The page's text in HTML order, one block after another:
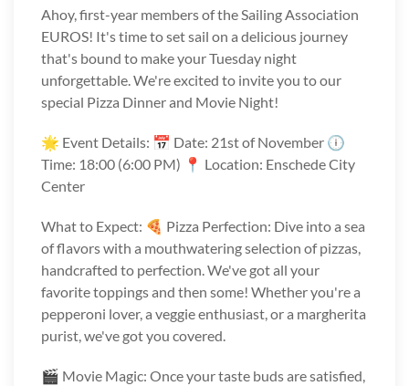
Ahoy, first-year members of the Sailing Association
EUROS! It's time to set sail on a delicious journey
that's bound to make your Tuesday night
unforgettable. We're excited to invite you to our
special Pizza Dinner and Movie Night!
🌟 Event Details: 📅 Date: 21st of November 🕕
Time: 18:00 (6:00 PM) 📍 Location: Enschede City
Center
What to Expect: 🍕 Pizza Perfection: Dive into a sea
of flavors with a mouthwatering selection of pizzas,
handcrafted to perfection. We've got all your
favorite toppings and then some! Whether you're a
pepperoni lover, a veggie enthusiast, or a margherita
purist, we've got you covered.
🎬 Movie Magic: Once your taste buds are satisfied,